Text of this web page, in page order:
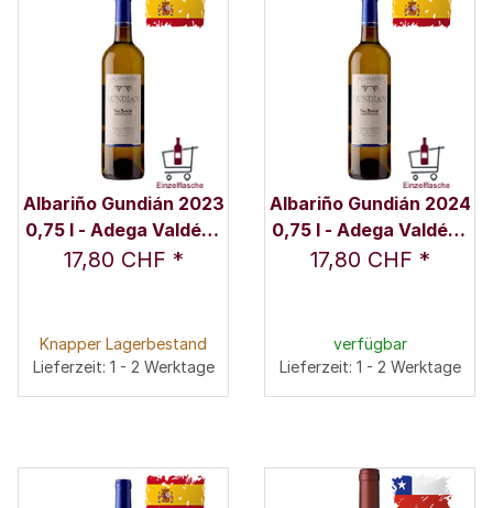
Albariño Gundián 2023
0,75 l - Adega Valdés /
Familie Valdés
17,80 CHF *
Knapper Lagerbestand
Lieferzeit: 1 - 2 Werktage
Albariño Gundián 2024
0,75 l - Adega Valdés /
Familie Valdés
17,80 CHF *
verfügbar
Lieferzeit: 1 - 2 Werktage